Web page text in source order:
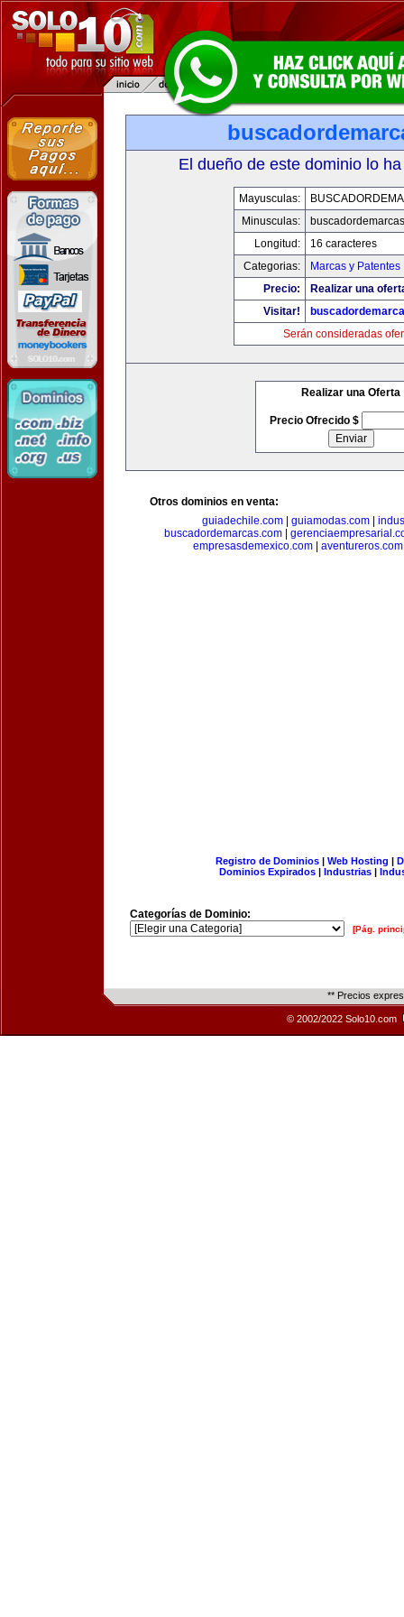
El dueño de este dominio lo
Mayusculas:
Minusculas:
Longitud:
16 caracteres
Categorias:
Marcas y Patentes
Precio:
Realizar una
Visitar!
Serán consideradas
Realizar una Oferta
Precio Ofrecido $
Otros dominios en venta:
guiadechile.com
guiamodas.com
buscadordemarcas.com|
empresasdemexico.com| aventureros.com
Registro de Dominios| Web Hosting |
Dominios Expirados | Industrias |
Categorías de Dominio:
[Pág.
** Precios
© 2002/2022 Solo10.com